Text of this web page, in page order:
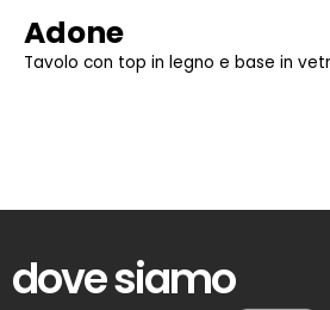
Adone
Tavolo con top in legno e base in
dove siamo